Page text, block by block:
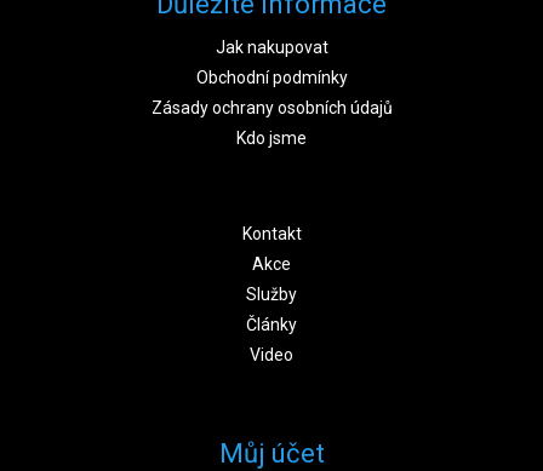
Jak nakupovat
Obchodní podmínky
Zásady ochrany osobních údajů
Kdo jsme
Kontakt
Akce
Služby
Články
Video
Můj účet